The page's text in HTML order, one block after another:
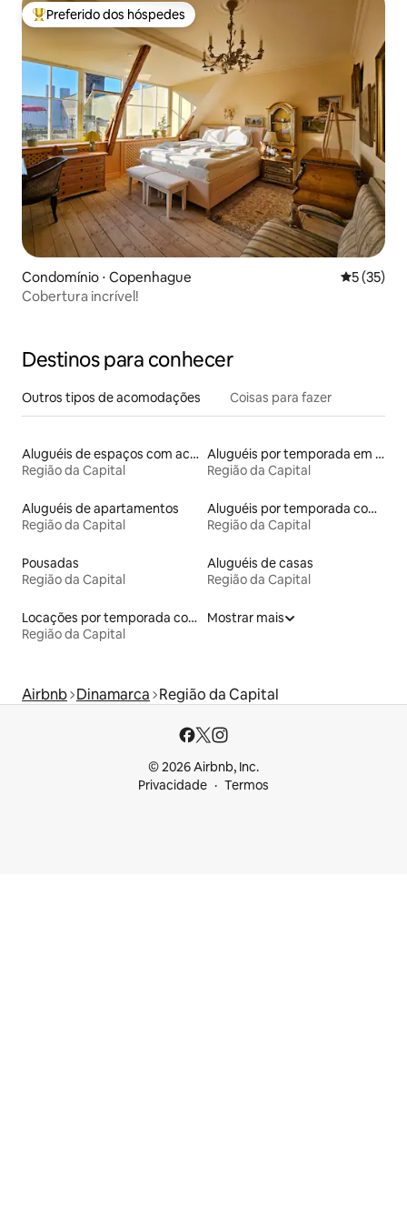
Entre os melhores preferidos dos hóspedes
Preferido dos hóspedes
Condomínio ⋅ Copenhague 5 de uma
5 (35)
Cobertura incrível!
Destinos para conhecer
Outros tipos de acomodações Coisas para fazer
Aluguéis de espaços com acesso direto a pistas de esqui
Região da Capital
Aluguéis por temporada em albergue
Região da Capital
Aluguéis de apartamentos
Região da Capital
Aluguéis por temporada com caiaque
Região da Capital
Pousadas
Região da Capital
Aluguéis de casas
Região da Capital
Locações por temporada com piscina
Região da Capital
Mostrar mais
Airbnb Dinamarca Região da Capital
© 2026 Airbnb, Inc.
Privacidade
Termos